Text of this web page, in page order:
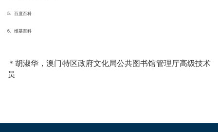
5. 百度百科
6. 维基百科
＊胡淑华，澳门特区政府文化局公共图书馆管理厅高级技术
员